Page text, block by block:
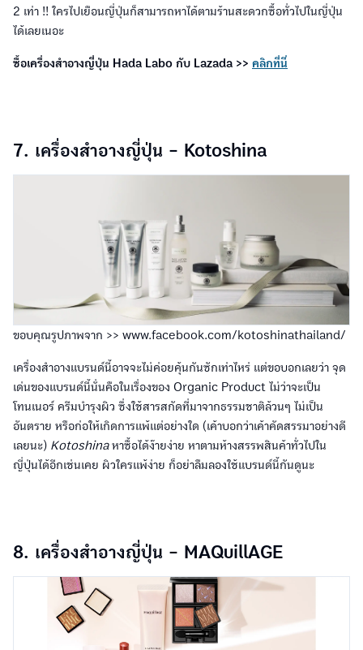
2 เท่า !! ใครไปเยือนญี่ปุ่นก็สามารถหาได้ตามร้านสะดวกซื้อทั่วไปในญี่ปุ่น
ได้เลยเนอะ
ซื้อเครื่องสำอางญี่ปุ่น Hada Labo กับ Lazada >> คลิกที่นี่
7. เครื่องสำอางญี่ปุ่น - Kotoshina
ขอบคุณรูปภาพจาก >> www.facebook.com/kotoshinathailand/
เครื่องสำอางแบรนด์นี้อาจจะไม่ค่อยคุ้นกันซักเท่าไหร่ แต่ขอบอกเลยว่า จุด
เด่นของแบรนด์นี้นั่นคือในเรื่องของ Organic Product ไม่ว่าจะเป็น
โทนเนอร์ ครีมบำรุงผิว ซึ่งใช้สารสกัดที่มาจากธรรมชาติล้วนๆ ไม่เป็น
อันตราย หรือก่อให้เกิดการแพ้แต่อย่างใด (เค้าบอกว่าเค้าคัดสรรมาอย่างดี
เลยนะ) Kotoshinaหาซื้อได้ง๊ายง่าย หาตามห้างสรรพสินค้าทั่วไปใน
ญี่ปุ่นได้อีกเช่นเคย ผิวใครแพ้ง่าย ก็อย่าลืมลองใช้แบรนด์นี้กันดูนะ
8. เครื่องสำอางญี่ปุ่น - MAQuillAGE